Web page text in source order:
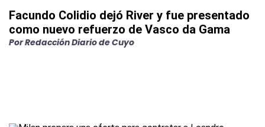
Facundo Colidio dejó River y fue presentado
como nuevo refuerzo de Vasco da Gama
PorRedacción Diario de Cuyo